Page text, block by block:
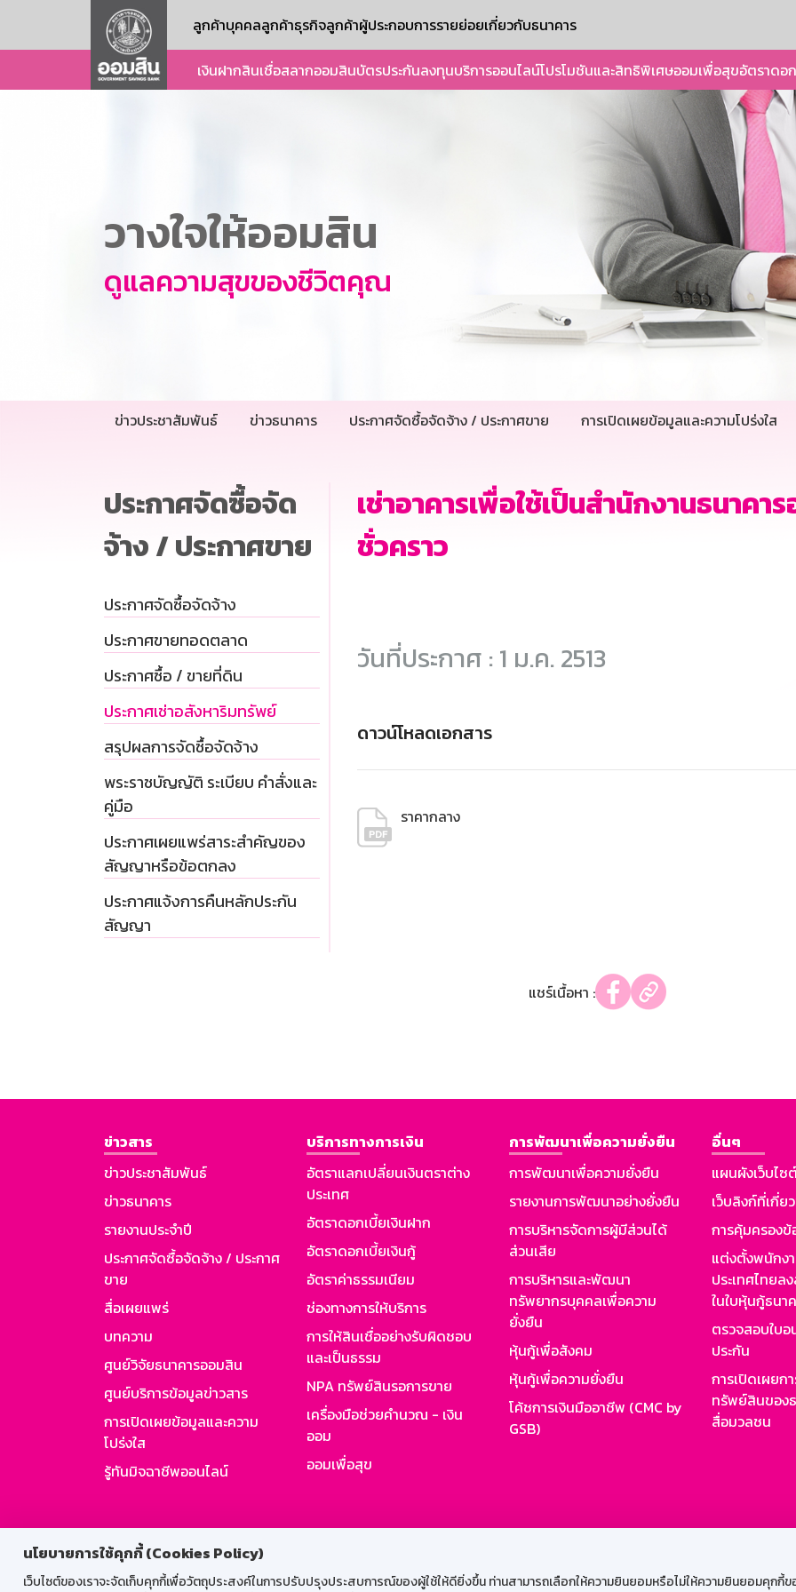
นโยบายการใช้คุกกี้ (Cookies Policy)
เว็บไซต์ของเราจะจัดเก็บคุกกี้เพื่อวัตถุประสงค์ในการปรับปรุงประสบการณ์ของผู้ใช้ให้ดียิ่งขึ้น ท่านสามารถเลือกให้ความยินยอมหรือไม่ให้ความยินยอมคุกกี้ข
ลูกค้าบุคคลลูกค้าธุรกิจลูกค้าผู้ประกอบการรายย่อยเกี่ยวกับธนาคาร
เงินฝากสินเชื่อสลากออมสินบัตรประกันลงทุนบริการออนไลน์โปรโมชันและสิทธิพิเศษออมเพื่อสุขอัตราดอ
วางใจให้ออมสิน
ดูแลความสุขของชีวิตคุณ
ข่าวประชาสัมพันธ์ ข่าวธนาคาร ประกาศจัดซื้อจัดจ้าง / ประกาศขาย การเปิดเผยข้อมูลและความโปร่งใส
ประกาศจัดซื้อจัด
จ้าง / ประกาศขาย
ประกาศจัดซื้อจัดจ้าง
ประกาศขายทอดตลาด
ประกาศซื้อ / ขายที่ดิน
ประกาศเช่าอสังหาริมทรัพย์
สรุปผลการจัดซื้อจัดจ้าง
พระราชบัญญัติ ระเบียบ คำสั่งและ
คู่มือ
ประกาศเผยแพร่สาระสำคัญของ
สัญญาหรือข้อตกลง
ประกาศแจ้งการคืนหลักประกัน
สัญญา
เช่าอาคารเพื่อใช้เป็นสำนักงานธนาค
ชั่วคราว
วันที่ประกาศ : 1 ม.ค. 2513
ดาวน์โหลดเอกสาร
ราคากลาง
แชร์เนื้อหา :
ข่าวสาร
ข่าวประชาสัมพันธ์
ข่าวธนาคาร
รายงานประจำปี
ประกาศจัดซื้อจัดจ้าง / ประกาศ
ขาย
สื่อเผยแพร่
บทความ
ศูนย์วิจัยธนาคารออมสิน
ศูนย์บริการข้อมูลข่าวสาร
การเปิดเผยข้อมูลและความ
โปร่งใส
รู้ทันมิจฉาชีพออนไลน์
บริการทางการเงิน
อัตราแลกเปลี่ยนเงินตราต่าง
ประเทศ
อัตราดอกเบี้ยเงินฝาก
อัตราดอกเบี้ยเงินกู้
อัตราค่าธรรมเนียม
ช่องทางการให้บริการ
การให้สินเชื่ออย่างรับผิดชอบ
และเป็นธรรม
NPA ทรัพย์สินรอการขาย
เครื่องมือช่วยคำนวณ - เงิน
ออม
ออมเพื่อสุข
การพัฒนาเพื่อความยั่งยืน
การพัฒนาเพื่อความยั่งยืน
รายงานการพัฒนาอย่างยั่งยืน
การบริหารจัดการผู้มีส่วนได้
ส่วนเสีย
การบริหารและพัฒนา
ทรัพยากรบุคคลเพื่อความ
ยั่งยืน
หุ้นกู้เพื่อสังคม
หุ้นกู้เพื่อความยั่งยืน
โค้ชการเงินมืออาชีพ (CMC by
GSB)
อื่นๆ
แผนผังเว็บไซ
เว็บลิงก์ที่เกี่ย
การคุ้มครอง
แต่งตั้งพนักง
ประเทศไทยล
ในใบหุ้นกู้ธนา
ตรวจสอบใบ
ประกัน
การเปิดเผยก
ทรัพย์สินของ
สื่อมวลชน